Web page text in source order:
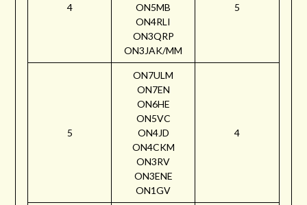
4
ON5MB
ON4RLI
ON3QRP
ON3JAK/MM
5
5
ON7ULM
ON7EN
ON6HE
ON5VC
ON4JD
ON4CKM
ON3RV
ON3ENE
ON1GV
4